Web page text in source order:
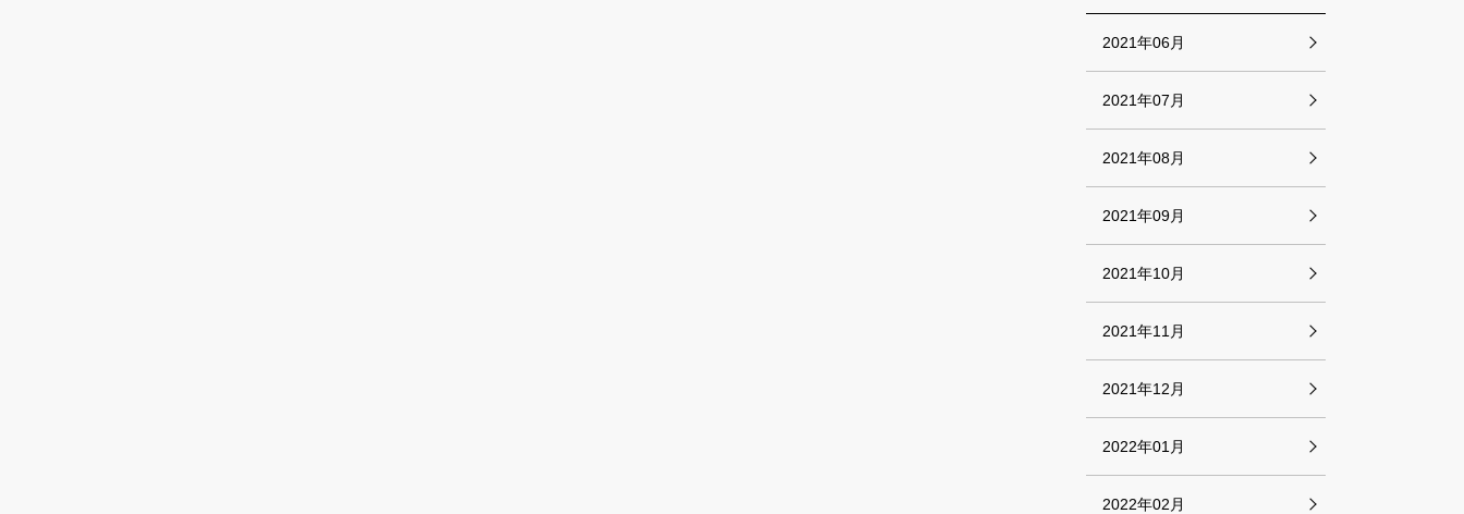
2021年06月
2021年07月
2021年08月
2021年09月
2021年10月
2021年11月
2021年12月
2022年01月
2022年02月